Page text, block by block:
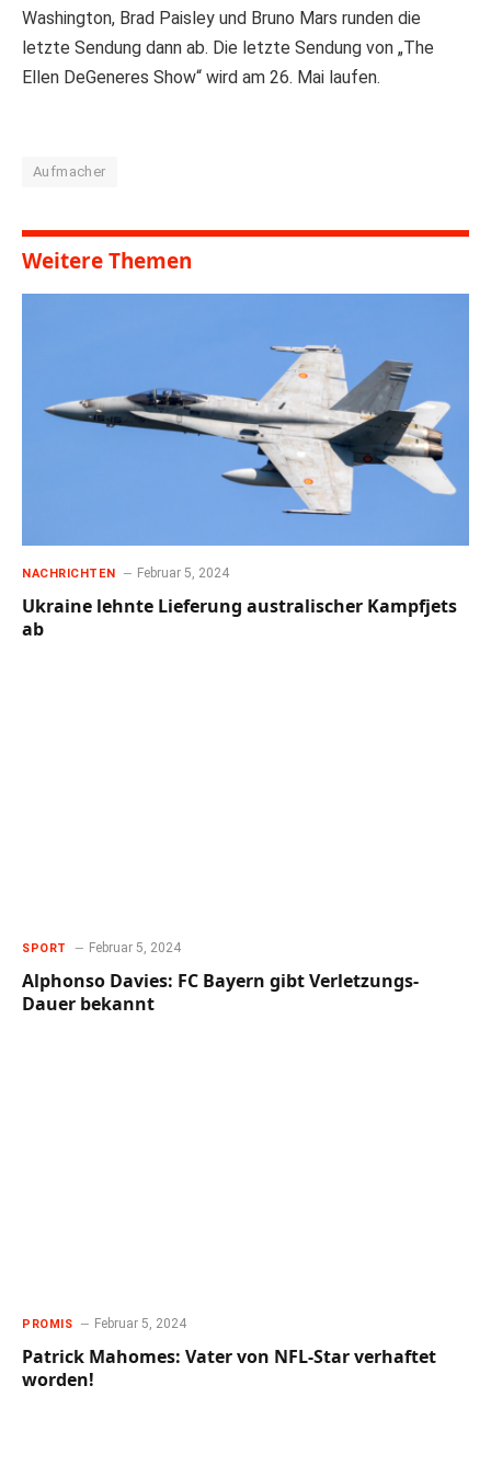
Washington, Brad Paisley und Bruno Mars runden die
letzte Sendung dann ab. Die letzte Sendung von „The
Ellen DeGeneres Show“ wird am 26. Mai laufen.
Aufmacher
Weitere Themen
NACHRICHTEN Februar 5, 2024
Ukraine lehnte Lieferung australischer Kampfjets
ab
SPORT Februar 5, 2024
Alphonso Davies: FC Bayern gibt Verletzungs-
Dauer bekannt
PROMIS Februar 5, 2024
Patrick Mahomes: Vater von NFL-Star verhaftet
worden!